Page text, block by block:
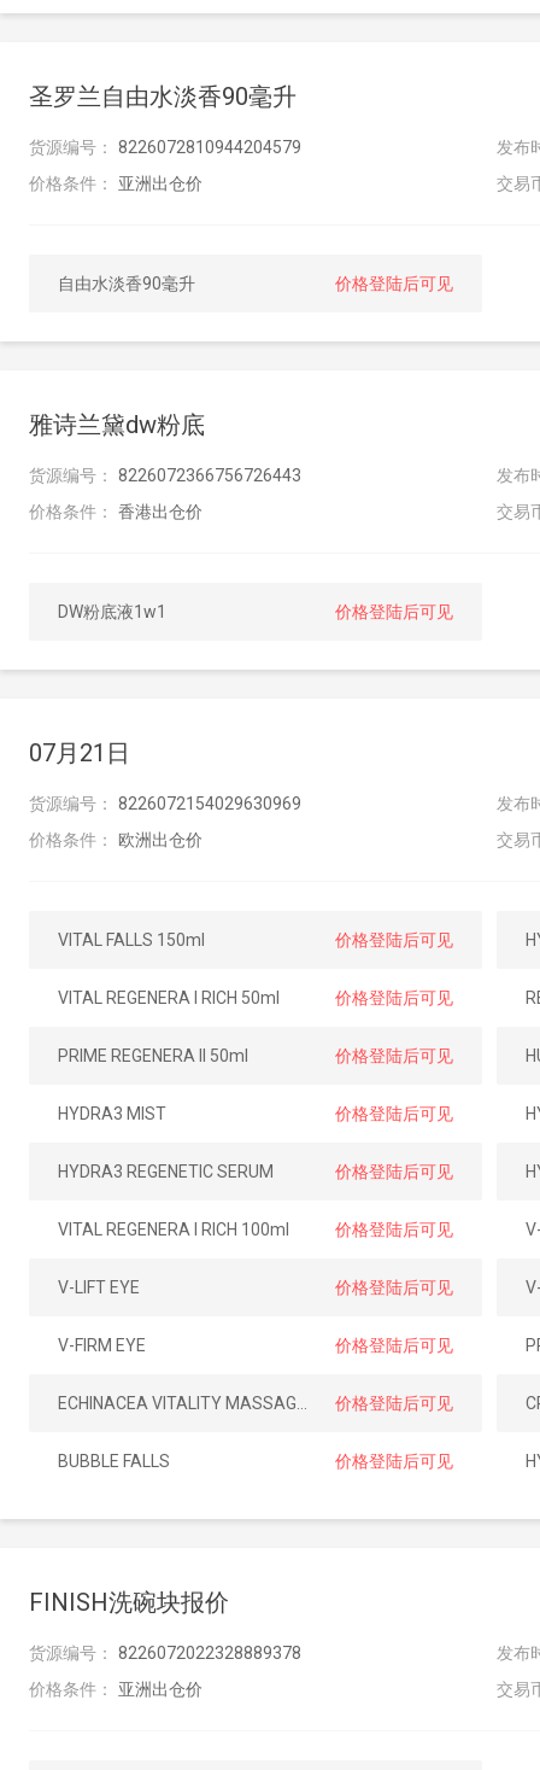
圣罗兰自由水淡香90毫升
货源编号： 8226072810944204579
发布
价格条件：
亚洲出仓价 交易
自由水淡香90毫升 价格登陆后可见
雅诗兰黛dw粉底
货源编号： 8226072366756726443
发布
价格条件：
香港出仓价 交易
DW粉底液1w1 价格登陆后可见
07月21日
货源编号： 8226072154029630969
发布
价格条件：
欧洲出仓价 交易
VITAL FALLS 150ml 价格登陆后可见
VITAL REGENERA I RICH 50ml 价格登陆后可见
PRIME REGENERA II 50ml 价格登陆后可见
HYDRA3 MIST 价格登陆后可见
HYDRA3 REGENETIC SERUM 价格登陆后可见
VITAL REGENERA I RICH 100ml 价格登陆后可见
V-LIFT EYE 价格登陆后可见
V-FIRM EYE 价格登陆后可见
价格登陆后可见
BUBBLE FALLS 价格登陆后可见
FINISH洗碗块报价
货源编号： 8226072022328889378
发布
价格条件：
亚洲出仓价 交易